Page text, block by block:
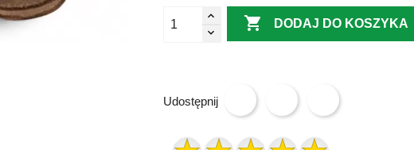
 DODAJ DO KOSZYKA
Udostępnij